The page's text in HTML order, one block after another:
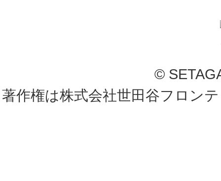
©
著作権は株式会社世田谷フロン